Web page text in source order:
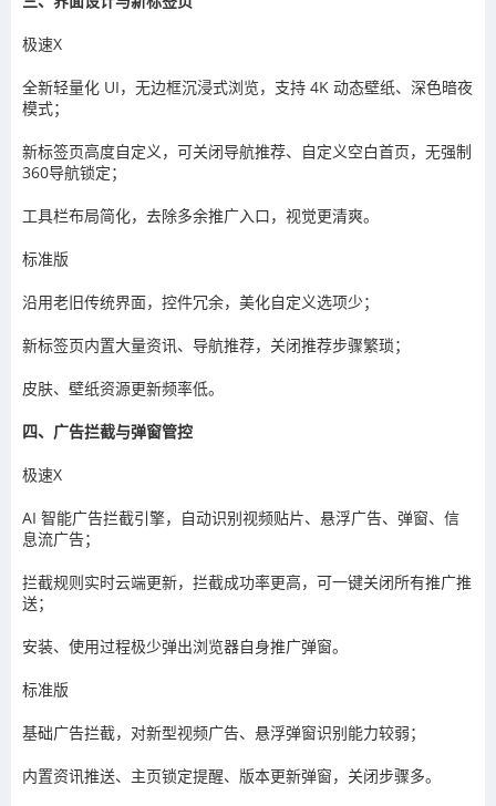
极速X
全新轻量化 UI，无边框沉浸式浏览，支持 4K 动态壁纸、深色暗夜
模式；
新标签页高度自定义，可关闭导航推荐、自定义空白首页，无强制
360导航锁定；
工具栏布局简化，去除多余推广入口，视觉更清爽。
标准版
沿用老旧传统界面，控件冗余，美化自定义选项少；
新标签页内置大量资讯、导航推荐，关闭推荐步骤繁琐；
皮肤、壁纸资源更新频率低。
四、广告拦截与弹窗管控
极速X
AI 智能广告拦截引擎，自动识别视频贴片、悬浮广告、弹窗、信
息流广告；
拦截规则实时云端更新，拦截成功率更高，可一键关闭所有推广推
送；
安装、使用过程极少弹出浏览器自身推广弹窗。
标准版
基础广告拦截，对新型视频广告、悬浮弹窗识别能力较弱；
内置资讯推送、主页锁定提醒、版本更新弹窗，关闭步骤多。